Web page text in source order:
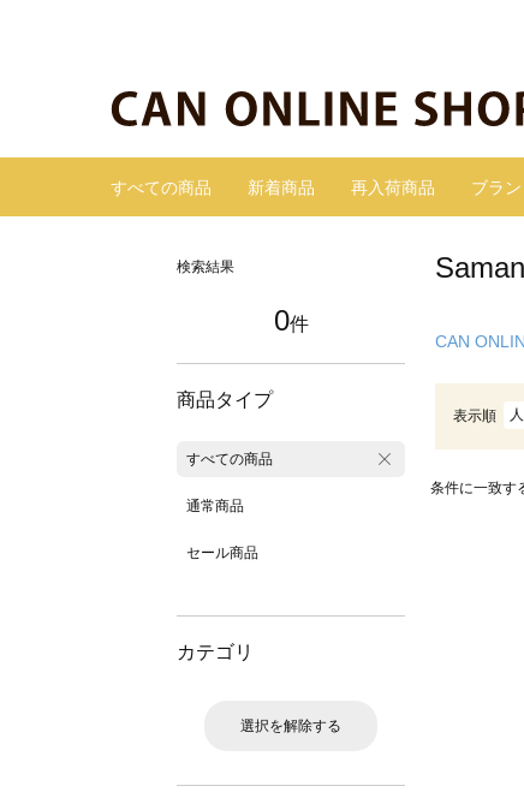
すべての商品 新着商品 再入荷商品 ブラン
検索結果
0件
商品タイプ
すべての商品
通常商品
セール商品
カテゴリ
選択を解除する
CAN
表示順
条件に一致す